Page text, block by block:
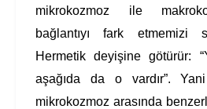
mikrokozmoz ile
bağlantıyı fark
Hermetik deyişine götürür:
aşağıda da o vardır”.
mikrokozmoz arasında